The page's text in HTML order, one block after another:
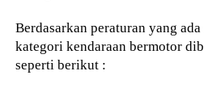
Berdasarkan peraturan yang
kategori kendaraan bermotor
seperti berikut :